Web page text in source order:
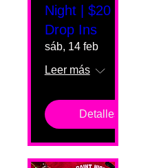
Night | $20
Drop Ins
sáb, 14 feb
Leer más
Detalles